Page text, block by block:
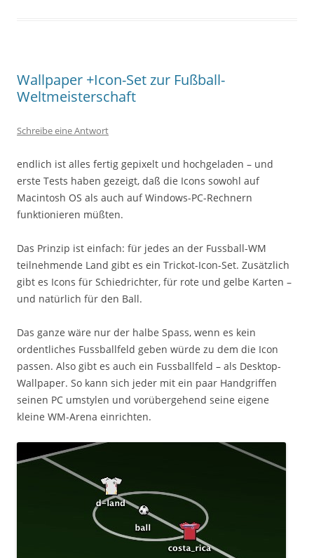
Wallpaper +Icon-Set zur Fußball-
Weltmeisterschaft
Schreibe eine Antwort
endlich ist alles fertig gepixelt und hochgeladen – und
erste Tests haben gezeigt, daß die Icons sowohl auf
Macintosh OS als auch auf Windows-PC-Rechnern
funktionieren müßten.
Das Prinzip ist einfach: für jedes an der Fussball-WM
teilnehmende Land gibt es ein Trickot-Icon-Set. Zusätzlich
gibt es Icons für Schiedrichter, für rote und gelbe Karten –
und natürlich für den Ball.
Das ganze wäre nur der halbe Spass, wenn es kein
ordentliches Fussballfeld geben würde zu dem die Icon
passen. Also gibt es auch ein Fussballfeld – als Desktop-
Wallpaper. So kann sich jeder mit ein paar Handgriffen
seinen PC umstylen und vorübergehend seine eigene
kleine WM-Arena einrichten.